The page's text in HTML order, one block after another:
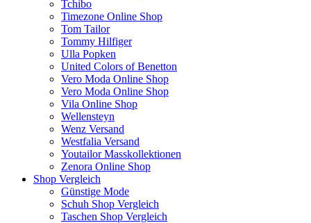
Tchibo
Timezone Online Shop
Tom Tailor
Tommy Hilfiger
Ulla Popken
United Colors of Benetton
Vero Moda Online Shop
Vero Moda Online Shop
Vila Online Shop
Wellensteyn
Wenz Versand
Westfalia Versand
Youtailor Masskollektionen
Zenora Online Shop
Shop Vergleich
Günstige Mode
Schuh Shop Vergleich
Taschen Shop Vergleich